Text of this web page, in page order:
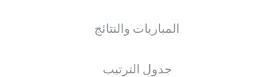
المباريات والنتائج
جدول الترتيب